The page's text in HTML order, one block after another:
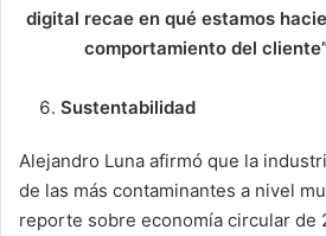
digital recae en qué estamos
comportamiento del
Sustentabilidad
Alejandro Luna afirmó que la
de las más contaminantes a nivel
reporte sobre economía circular de